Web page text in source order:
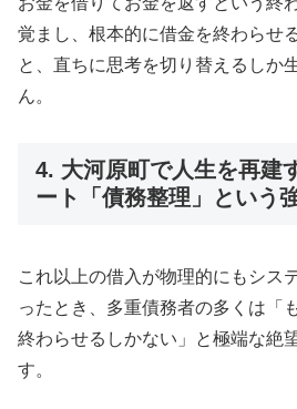
覚まし、根本的に借金を終わらせ
と、直ちに思考を切り替えるしか
ん。
4. 大河原町で人生を再建
ート「債務整理」という
これ以上の借入が物理的にもシス
ったとき、多重債務者の多くは「
終わらせるしかない」と極端な絶
す。